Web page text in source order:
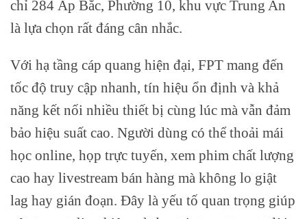
chỉ 284 Ấp Bắc, Phường 10, khu vực Trung An
là lựa chọn rất đáng cân nhắc.
Với hạ tầng cáp quang hiện đại, FPT mang đến
tốc độ truy cập nhanh, tín hiệu ổn định và khả
năng kết nối nhiều thiết bị cùng lúc mà vẫn đảm
bảo hiệu suất cao. Người dùng có thể thoải mái
học online, họp trực tuyến, xem phim chất lượng
cao hay livestream bán hàng mà không lo giật
lag hay gián đoạn. Đây là yếu tố quan trọng giúp